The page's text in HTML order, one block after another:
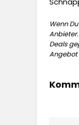
Wenn
Deals
Angebot